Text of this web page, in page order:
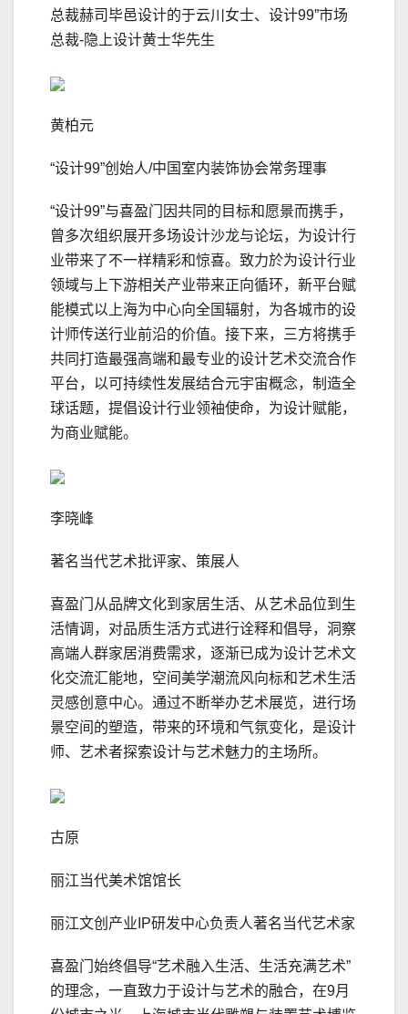
总裁赫司毕邑设计的于云川女士、设计99”市场
总裁-隐上设计黄士华先生
黄柏元
“设计99”创始人/中国室内装饰协会常务理事
“设计99”与喜盈门因共同的目标和愿景而携手，
曾多次组织展开多场设计沙龙与论坛，为设计行
业带来了不一样精彩和惊喜。致⼒於为设计⾏业
领域与上下游相关产业带来正向循环，新平台赋
能模式以上海为中⼼向全国辐射，为各城市的设
计师传送⾏业前沿的价值。接下来，三方将携手
共同打造最强高端和最专业的设计艺术交流合作
平台，以可持续性发展结合元宇宙概念，制造全
球话题，提倡设计⾏业领袖使命，为设计赋能，
为商业赋能。
李晓峰
著名当代艺术批评家、策展人
喜盈门从品牌文化到家居生活、从艺术品位到生
活情调，对品质生活方式进行诠释和倡导，洞察
高端人群家居消费需求，逐渐已成为设计艺术文
化交流汇能地，空间美学潮流风向标和艺术生活
灵感创意中心。通过不断举办艺术展览，进行场
景空间的塑造，带来的环境和气氛变化，是设计
师、艺术者探索设计与艺术魅力的主场所。
古原
丽江当代美术馆馆长
丽江文创产业IP研发中心负责人著名当代艺术家
喜盈门始终倡导“艺术融入生活、生活充满艺术”
的理念，一直致力于设计与艺术的融合，在9月